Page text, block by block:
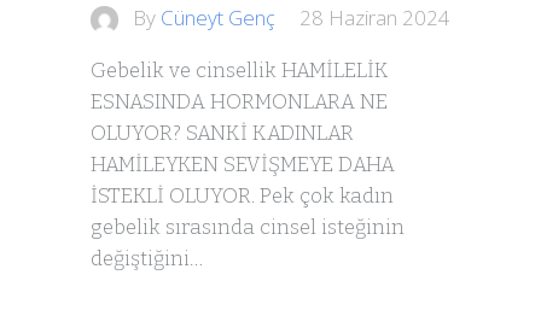
By Cüneyt Genç 28 Haziran 2024
Gebelik ve cinsellik HAMİLELİK
ESNASINDA HORMONLARA NE
OLUYOR? SANKİ KADINLAR
HAMİLEYKEN SEVİŞMEYE DAHA
İSTEKLİ OLUYOR. Pek çok kadın
gebelik sırasında cinsel isteğinin
değiştiğini…